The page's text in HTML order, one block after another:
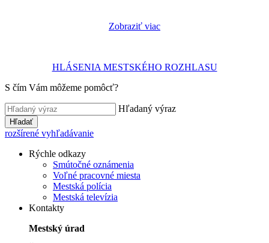
Zobraziť viac
HLÁSENIA MESTSKÉHO ROZHLASU
S čím Vám môžeme pomôcť?
Hľadaný výraz
Hľadať
rozšírené vyhľadávanie
Rýchle odkazy
Smútočné oznámenia
Voľné pracovné miesta
Mestská polícia
Mestská televízia
Kontakty
Mestský úrad